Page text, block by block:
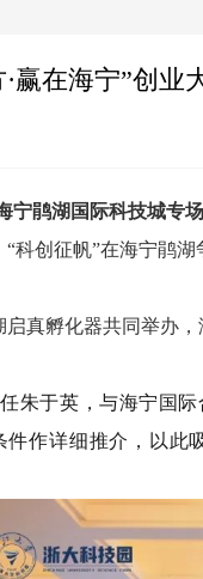
赢在海宁”创
鹃湖国际科技城专
创征帆”在海宁鹃湖
真孵化器共同举办
朱于英，与海宁国
作详细推介，以